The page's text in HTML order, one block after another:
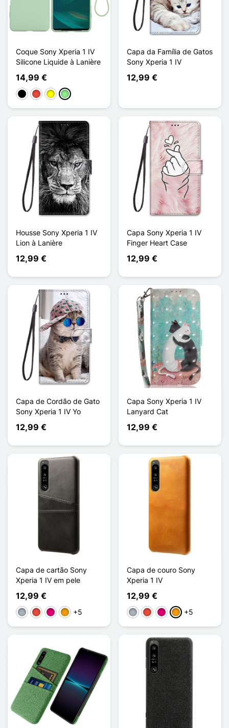
Coque Sony Xperia 1 IV
Silicone Liquide à Lanière
14,99 €
PretoVermelho
AmareloVerde claro
Capa da Família de Gatos
Sony Xperia 1 IV
12,99 €
Housse Sony Xperia 1 IV
Lion à Lanière
12,99 €
Capa Sony Xperia 1 IV
Finger Heart Case
12,99 €
Capa de Cordão de Gato
Sony Xperia 1 IV Yo
12,99 €
Capa Sony Xperia 1 IV
Lanyard Cat
12,99 €
Capa de cartão Sony
Xperia 1 IV em pele
12,99 €
CinzentoVermelho
Magenta
Laranja
+5
Capa de couro Sony
Xperia 1 IV
12,99 €
CinzentoVermelho
Magenta
Laranja
+5